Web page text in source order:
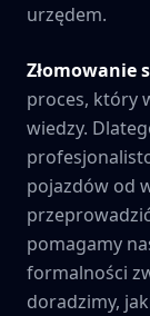
urzędem.
Złomowanie
proces, który
wiedzy.
pojazdów od
pomagamy
formalności
doradzimy,